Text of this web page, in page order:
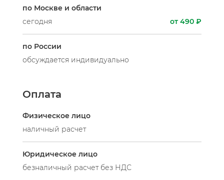
по Москве и области
сегодня
от 490 ₽
по России
обсуждается индивидуально
Оплата
Физическое лицо
наличный расчет
Юридическое лицо
безналичный расчет без НДС